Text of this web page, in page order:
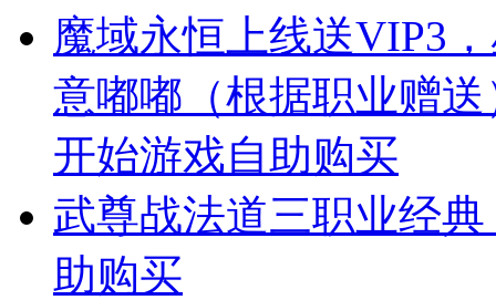
魔域永恒 上线送VIP3
意嘟嘟（根据职业赠
开始游戏自助购买
武尊战法道三职业经
助购买